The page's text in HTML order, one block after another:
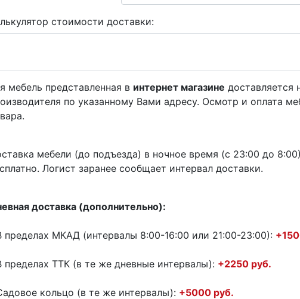
стоимости доставки:
мебель представленная в интернет магазине доставляется
по указанному Вами адресу. Осмотр и оплата
мебели (до подъезда) в ночное время (с 23:00 до
Логист заранее сообщает интервал доставки.
доставка (дополнительно):
пределах МКАД (интервалы 8:00-16:00 или 21:00-23:00):
пределах ТТК (в те же дневные интервалы): +2250 руб.
кольцо (в те же интервалы): +5000 руб.